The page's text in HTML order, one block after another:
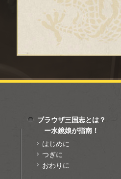
ブラウザ三国志とは？
ー水鏡娘が指南！
はじめに
つぎに
おわりに